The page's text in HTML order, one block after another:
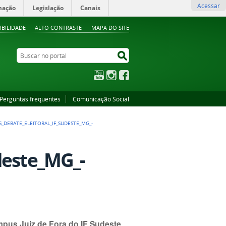
ALTO CONTRASTE MAPA DO SITE
Legislação Canais Acessar
Buscar no portal
YouTubeInstagram
Perguntas frequentes Comunicação Social